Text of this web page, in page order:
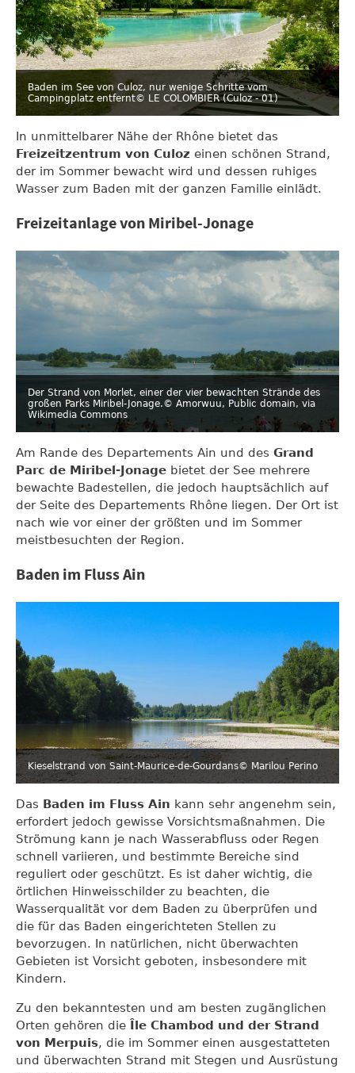
Baden im See von Culoz, nur wenige Schritte vom
Campingplatz entfernt© LE COLOMBIER (Culoz - 01)
In unmittelbarer Nähe der Rhône bietet das
Freizeitzentrum von Culoz einen schönen Strand,
der im Sommer bewacht wird und dessen ruhiges
Wasser zum Baden mit der ganzen Familie einlädt.
Freizeitanlage von Miribel-Jonage
Der Strand von Morlet, einer der vier bewachten Strände des
großen Parks Miribel-Jonage.© Amorwuu, Public domain, via
Wikimedia Commons
Am Rande des Departements Ain und des Grand
Parc de Miribel-Jonage bietet der See mehrere
bewachte Badestellen, die jedoch hauptsächlich auf
der Seite des Departements Rhône liegen. Der Ort ist
nach wie vor einer der größten und im Sommer
meistbesuchten der Region.
Baden im Fluss Ain
Kieselstrand von Saint-Maurice-de-Gourdans© Marilou Perino
Das Baden im Fluss Ain kann sehr angenehm sein,
erfordert jedoch gewisse Vorsichtsmaßnahmen. Die
Strömung kann je nach Wasserabfluss oder Regen
schnell variieren, und bestimmte Bereiche sind
reguliert oder geschützt. Es ist daher wichtig, die
örtlichen Hinweisschilder zu beachten, die
Wasserqualität vor dem Baden zu überprüfen und
die für das Baden eingerichteten Stellen zu
bevorzugen. In natürlichen, nicht überwachten
Gebieten ist Vorsicht geboten, insbesondere mit
Kindern.
Zu den bekanntesten und am besten zugänglichen
Orten gehören die Île Chambod und der Strand
von Merpuis, die im Sommer einen ausgestatteten
und überwachten Strand mit Stegen und Ausrüstung